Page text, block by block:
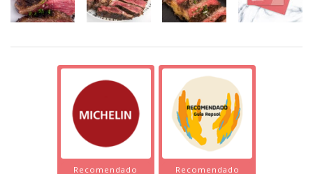
Recomendado
Recomendado